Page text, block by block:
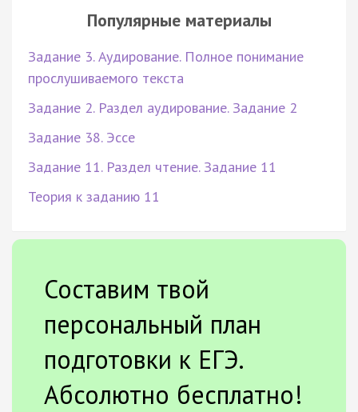
Популярные материалы
Задание 3. Аудирование. Полное понимание
прослушиваемого текста
Задание 2. Раздел аудирование. Задание 2
Задание 38. Эссе
Задание 11. Раздел чтение. Задание 11
Теория к заданию 11
Составим твой
персональный план
подготовки к ЕГЭ.
Абсолютно бесплатно!